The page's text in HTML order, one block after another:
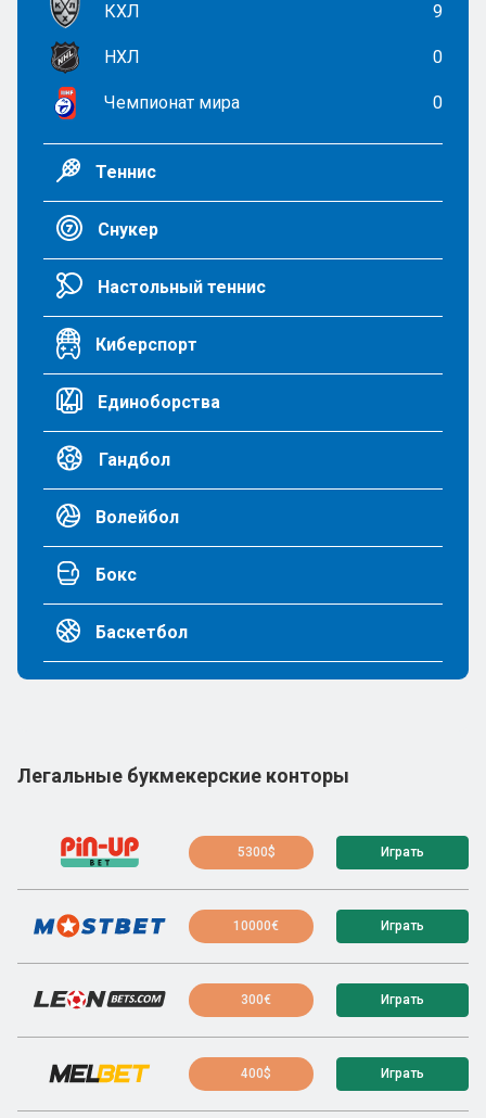
КХЛ 9
НХЛ 0
Чемпионат мира 0
Теннис
Снукер
Настольный теннис
Киберспорт
Единоборства
Гандбол
Волейбол
Бокс
Баскетбол
Легальные букмекерские конторы
5300$ Играть
10000€ Играть
300€ Играть
400$ Играть